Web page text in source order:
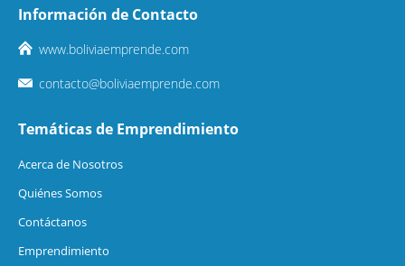
Información de Contacto
www.boliviaemprende.com
contacto@boliviaemprende.com
Temáticas de Emprendimiento
Acerca de Nosotros
Quiénes Somos
Contáctanos
Emprendimiento